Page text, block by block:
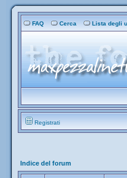
FAQ Cerca Lista degli
Registrati
Indice del forum